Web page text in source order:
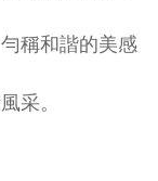
勻稱和諧的美感
采。